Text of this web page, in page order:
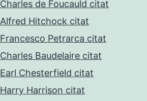
Charles de Foucauld citat
Alfred Hitchock citat
Francesco Petrarca citat
Charles Baudelaire citat
Earl Chesterfield citat
Harry Harrison citat